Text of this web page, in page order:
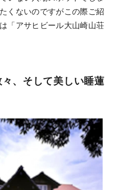
くないのですがこの際ご紹
「アサヒビール大山崎山荘
、そして美しい睡蓮